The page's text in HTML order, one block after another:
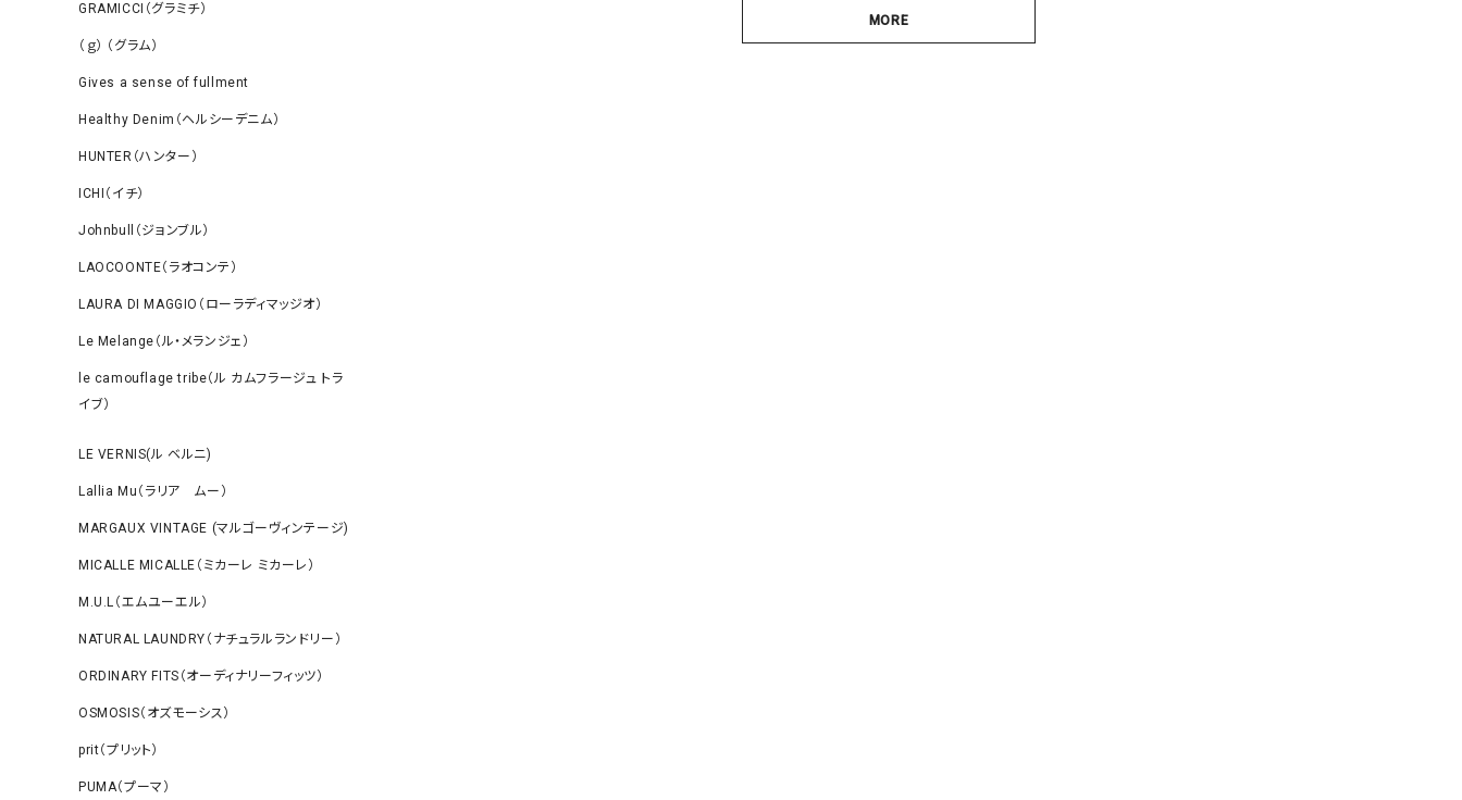
GRAMICCI（グラミチ）
（ｇ） （グラム）
Gives a sense of fullment
Healthy Denim（ヘルシーデニム）
HUNTER（ハンター）
ICHI（イチ）
Johnbull（ジョンブル）
LAOCOONTE（ラオコンテ）
LAURA DI MAGGIO（ローラディマッジオ）
Le Melange（ル・メランジェ）
le camouflage tribe（ル カムフラージュ トラ
イブ）
LE VERNIS(ル ベルニ)
Lallia Mu（ラリア ムー）
MARGAUX VINTAGE (マルゴーヴィンテージ)
MICALLE MICALLE（ミカーレ ミカーレ）
M.U.L（エムユーエル）
NATURAL LAUNDRY（ナチュラルランドリー）
ORDINARY FITS（オーディナリーフィッツ）
OSMOSIS（オズモーシス）
prit（プリット）
PUMA（プーマ）
MORE